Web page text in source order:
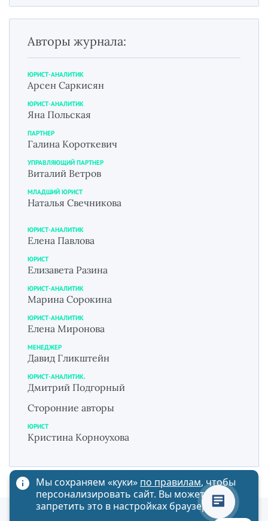
Авторы журнала:
ЮРИСТ-АНАЛИТИК
Арсен Саркисян
ЮРИСТ-АНАЛИТИК
Яна Польская
ПАРТНЕР
Галина Короткевич
УПРАВЛЯЮЩИЙ ПАРТНЕР
Виталий Ветров
МЛАДШИЙ ЮРИСТ
Наталья Свечникова
ЮРИСТ-АНАЛИТИК
Елена Павлова
ЮРИСТ
Елизавета Разина
ЮРИСТ-АНАЛИТИК
Марина Сорокина
ЮРИСТ-АНАЛИТИК
Елена Миронова
МЕНЕДЖЕР
Давид Гликштейн
ЮРИСТ-АНАЛИТИК.
Дмитрий Подгорный
Сторонние авторы
ЮРИСТ
Кристина Корноухова
Мы сохраняем «куки» по правилам, чтобы
персонализировать сайт. Вы можете
запретить это в настройках браузера